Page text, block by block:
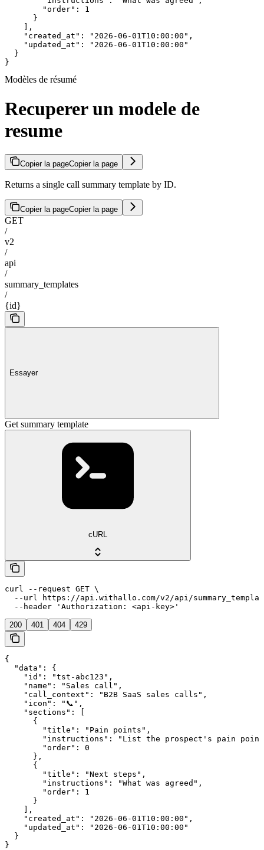
        "order": 1
      }
    ],
    "created_at": "2026-06-01T10:00:00",
    "updated_at": "2026-06-01T10:00:00"
  }
}
Modèles de résumé
Recuperer un modele de
resume
Copier la pageCopier la page
Returns a single call summary template by ID.
Copier la pageCopier la page
GET
/
v2
/
api
/
summary_templates
/
{id}
Essayer
Get summary template
cURL
curl --request GET \
--url https://api.withallo.com/v2/api/
  --header 'Authorization: <api-key>'
200 401 404 429
{
  "data": {
    "id": "tst-abc123",
    "name": "Sales call",
    "call_context": "B2B SaaS sales calls",
    "icon": "📞",
    "sections": [
      {
        "title": "Pain points",
"instructions": "List the prospect's pain
        "order": 0
      },
      {
        "title": "Next steps",
        "instructions": "What was agreed",
        "order": 1
      }
    ],
    "created_at": "2026-06-01T10:00:00",
    "updated_at": "2026-06-01T10:00:00"
  }
}